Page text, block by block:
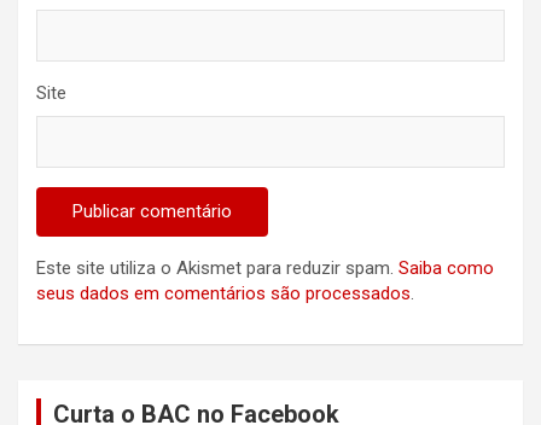
Site
Este site utiliza o Akismet para reduzir spam. Saiba como
seus dados em comentários são processados.
Curta o BAC no Facebook